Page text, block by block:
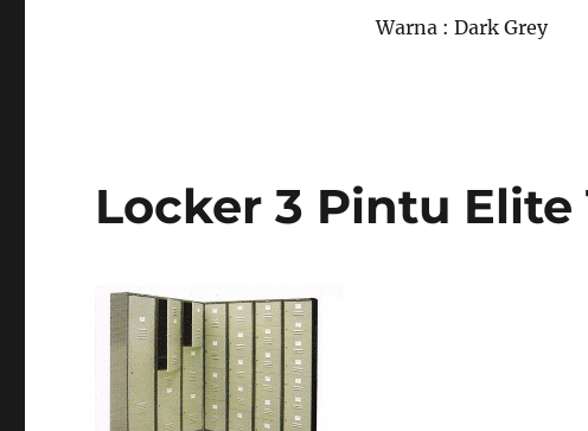
Warna : Dark Grey
Locker 3 Pintu Elite